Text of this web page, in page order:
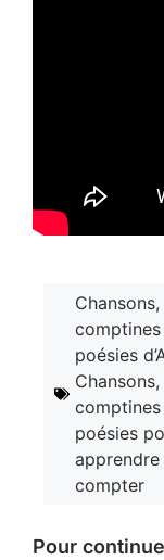
Chansons,
poésies
Chansons,
poésies
apprendre
compter
Pour